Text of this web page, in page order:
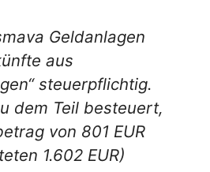
Geldanlagen
aus
steuerpflichtig.
dem Teil besteuert,
von 801 EUR
1.602 EUR)